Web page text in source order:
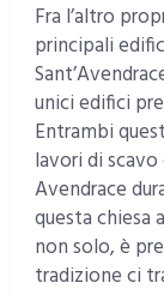
Fra l’altro
principali
unici edifici
Entrambi
lavori di
Avendrace
questa chiesa
non solo, è
tradizione ci